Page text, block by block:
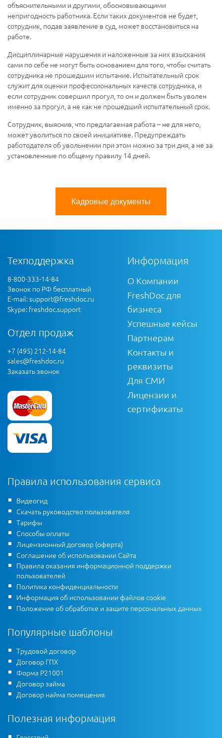
объяснительными и другими, обосновывающими
непригодность работника. Если таких документов не будет,
сотрудник, подав заявление в суд, может восстановиться на
работе.
Дисциплинарные нарушения и наложенные за них взыскания
сами по себе не могут быть основанием для того, чтобы считать
сотрудника не прошедшим испытание. Испытательный срок
служит для оценки профессиональных качеств сотрудника, и
если сотрудник совершил прогул, то он и должен быть уволен
именно за прогул, а не как не прошедший испытательный срок.
Сотрудник, выяснив, что предлагаемая работа – не для него,
может уволиться по своей инициативе. Предупреждать
работодателя об увольнении при этом можно за три дня, а не за
установленные по общему правилу 14 дней.
Кадровые документы
Техподдержка
8-800-333-14-84
Звонок по РФ бесплатный
E-mail:support@freshdoc.ru
Skype: freshdoc.support
Отдел продаж
+7 (495) 212-14-84
sales@freshdoc.ru
Заказать звонок
Информация
О Компании
FreshDoc для
бизнеса
Успешные кейсы
Партнерам
Контакты и
реквизиты
Для СМИ
Лицензии и
сертификаты
Правила использования сервиса
Видеогид
Скачать руководство пользователя
Тарифы
Способы оплаты
Лицензионный договор (оферта)
Соглашение об использовании Сайта
Правила оказания информационной поддержки
пользователей
Политика конфиденциальности
Информация об использовании файлов cookie
Положение об обработке и защите персональных данных
Популярные шаблоны
Трудовой договор
Договор ГПХ
Форма Р21001
Договор займа
Договор найма помещения
Полезная информация